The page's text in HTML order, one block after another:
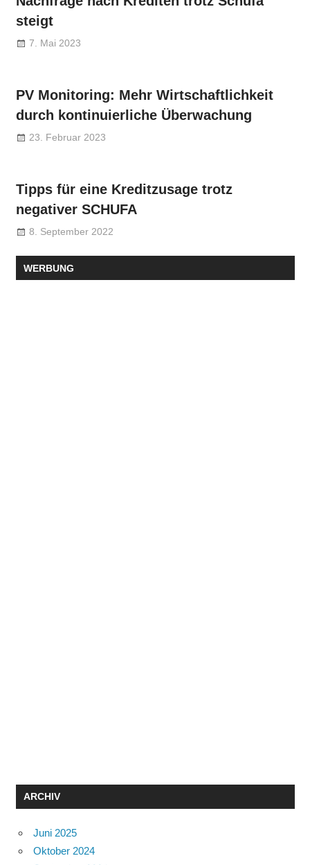
steigt
7. Mai 2023
PV Monitoring: Mehr Wirtschaftlichkeit
durch kontinuierliche Überwachung
23. Februar 2023
Tipps für eine Kreditzusage trotz
negativer SCHUFA
8. September 2022
WERBUNG
ARCHIV
Juni 2025
Oktober 2024